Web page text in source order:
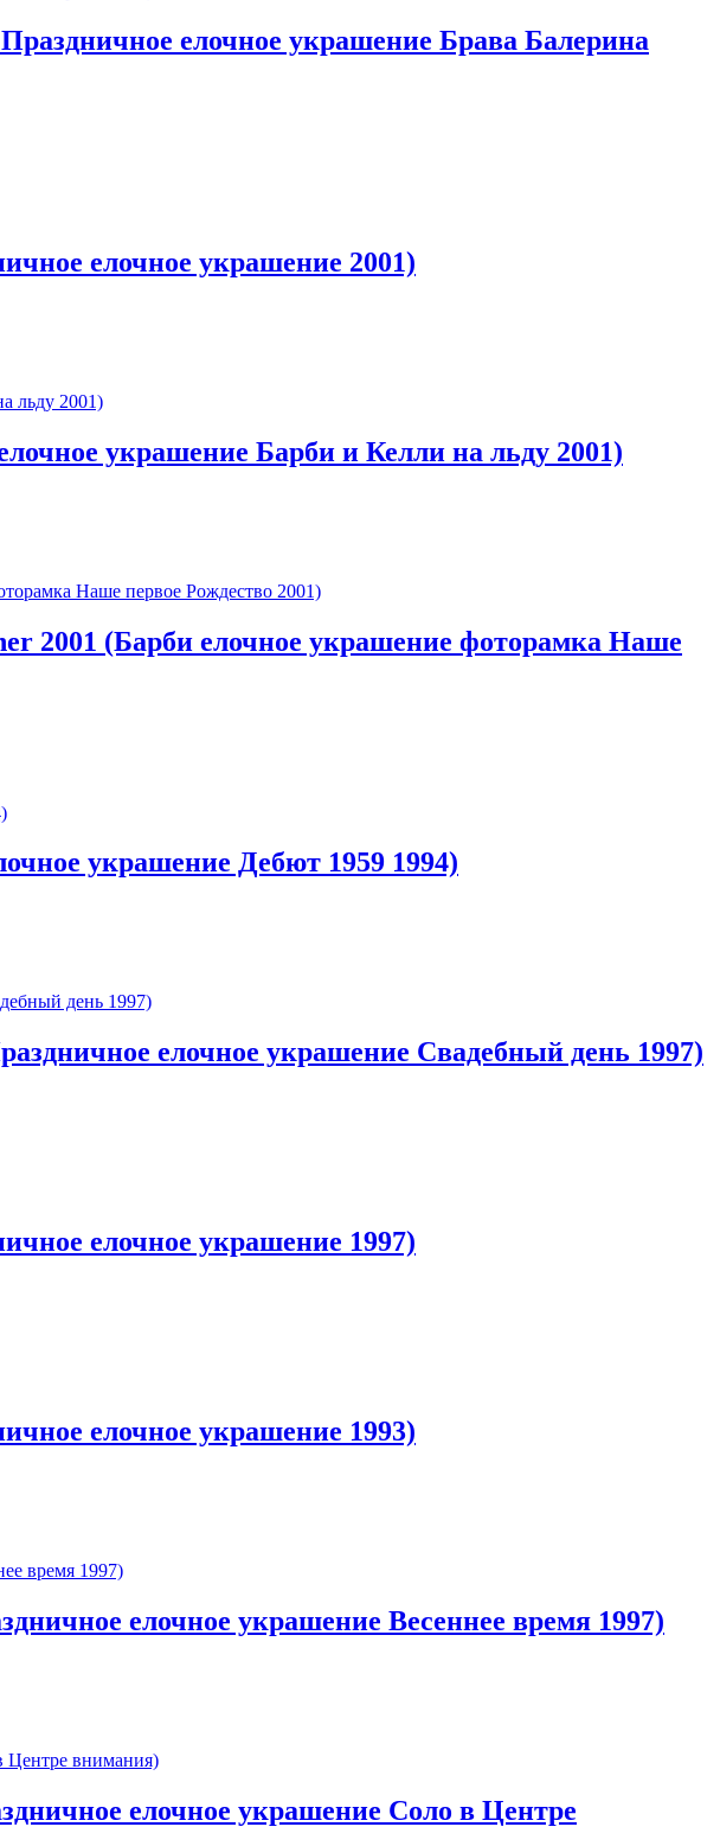
елочное украшение Брава Балерина
елочное украшение 2001)
украшение Барби и Келли на льду 2001)
2001 (Барби елочное украшение фоторамка Наше
украшение Дебют 1959 1994)
елочное украшение Свадебный день 1997)
елочное украшение 1997)
елочное украшение 1993)
елочное украшение Весеннее время 1997)
елочное украшение Соло в Центре